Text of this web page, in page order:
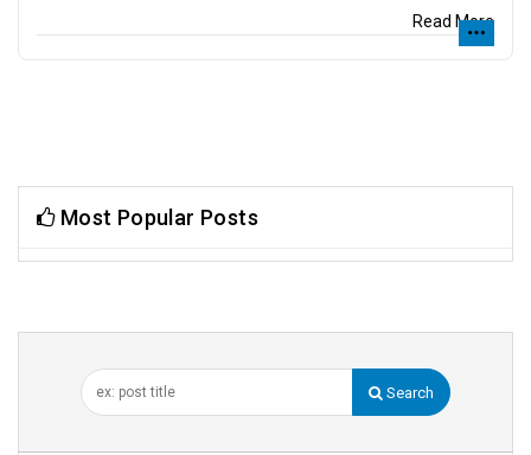
Read More
Most Popular Posts
Search